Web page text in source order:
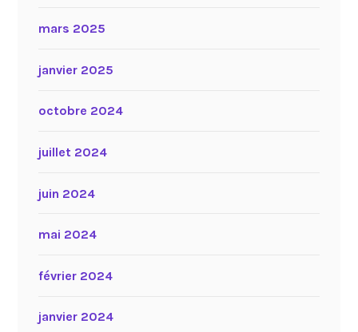
mars 2025
janvier 2025
octobre 2024
juillet 2024
juin 2024
mai 2024
février 2024
janvier 2024